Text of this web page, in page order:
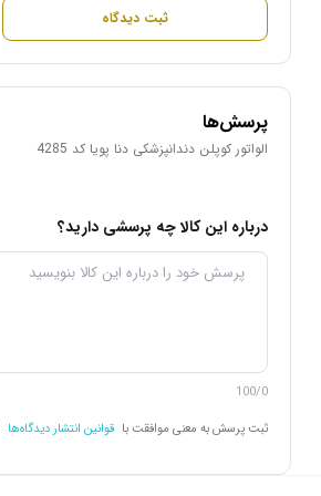
ثبت دیدگاه
پرسش‌ها
الواتور کوپلن دندانپزشکی دنا پویا کد 4285
درباره این کالا چه پرسشی دارید؟
100/0
ثبت پرسش به معنی موافقت با قوانین انتشار دیدگاه‌ها